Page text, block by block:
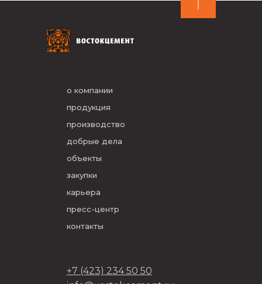
о компании
продукция
производство
добрые дела
объекты
закупки
карьера
пресс-центр
контакты
+7 (423) 234 50 50